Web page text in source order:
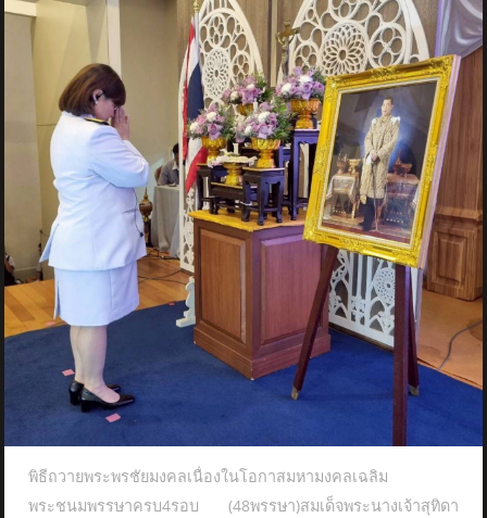
พิธีถวายพระพรชัยมงคลเนื่องในโอกาสมหามงคลเฉลิม
พระชนมพรรษาครบ4รอบ (48พรรษา)สมเด็จพระนางเจ้าสุทิดา